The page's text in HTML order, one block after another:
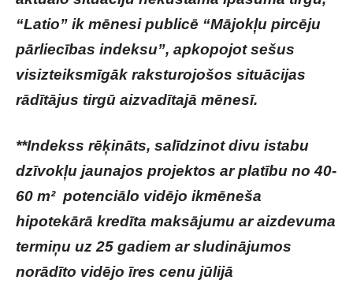
“Latio” ik mēnesi publicē “Mājokļu pircēju
pārliecības indeksu”, apkopojot sešus
visizteiksmīgāk raksturojošos situācijas
rādītājus tirgū aizvadītajā mēnesī.
**Indekss rēķināts, salīdzinot divu istabu
dzīvokļu jaunajos projektos ar platību no 40-
60 m² potenciālo vidējo ikmēneša
hipotekārā kredīta maksājumu ar aizdevuma
termiņu uz 25 gadiem ar sludinājumos
norādīto vidējo īres cenu jūlijā